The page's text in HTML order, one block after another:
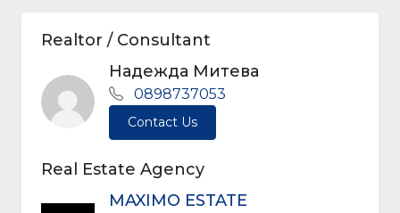
Realtor / Consultant
Надежда Митева
0898737053
Contact Us
Real Estate Agency
MAXIMO ESTATE